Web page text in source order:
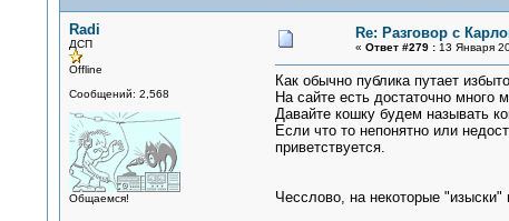
Radi
ДСП
Offline
Сообщений: 2,568
Общаемся!
Re: Разговор с
« Ответ #279 :13 Января
Как обычно публика путает
На сайте есть достаточно много
Давайте кошку будем называть
Если что то непонятно или
приветствуется.
Чесслово, на некоторые "изыски"